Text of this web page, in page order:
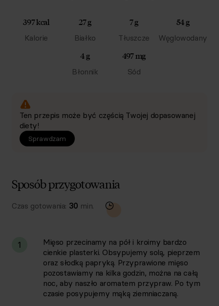
397 kcal
Kalorie
27 g
Białko
7 g
Tłuszcze
54 g
Węglowodany
4 g
Błonnik
497 mg
Sód
Ten przepis może być częścią Twojej dopasowanej
diety!
Sprawdzam
Sposób przygotowania
Czas gotowania: 30 min.
1
Mięso przecinamy na pół i kroimy bardzo
cienkie plasterki. Obsypujemy solą, pieprzem
oraz słodką papryką. Przyprawione mięso
pozostawiamy na kilka godzin, można na całą
noc, aby naszło aromatem przypraw. Po tym
czasie posypujemy mąką ziemniaczaną.